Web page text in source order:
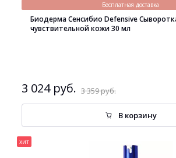
Бесплатная доставка
Биодерма Сенсибио Defensive
чувствительной кожи 30 мл
3 024 руб. 3 359 руб.
В корзину
хит